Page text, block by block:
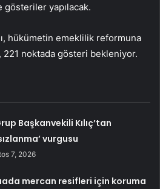
yapılacak.
hükümetin emeklilik reformuna
221 noktada gösteri bekleniyor.
Başkanvekili Kılıç’tan
vurgusu
7, 2026
mercan resifleri için koruma